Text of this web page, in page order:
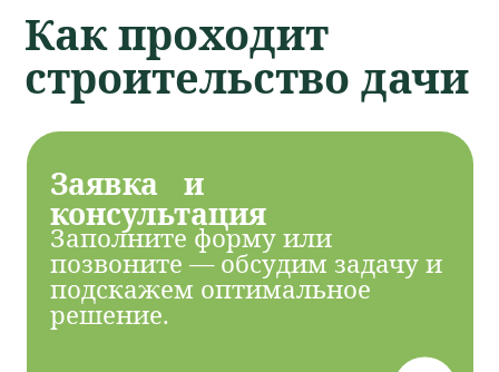
строительство
Сдача объекта и
гарантия
Выполняем все этапы — от
фундамента до отделки и
подключения коммуникаций.
Проверяем качество и сдаём
дачу, полностью готовую к
проживанию.